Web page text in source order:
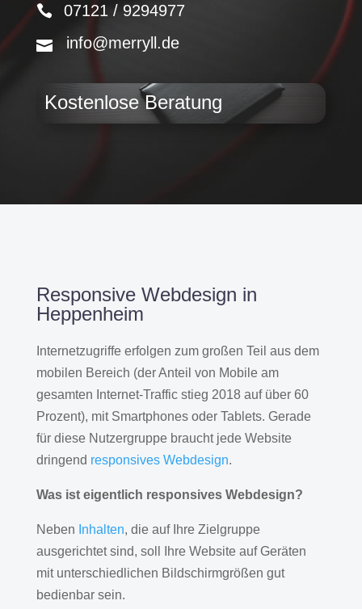
07121 / 9294977
info@merryll.de
Kostenlose Beratung
Responsive Webdesign in
Heppenheim
Internetzugriffe erfolgen zum großen Teil aus dem
mobilen Bereich (der Anteil von Mobile am
gesamten Internet-Traffic stieg 2018 auf über 60
Prozent), mit Smartphones oder Tablets. Gerade
für diese Nutzergruppe braucht jede Website
dringend responsives Webdesign.
Was ist eigentlich responsives Webdesign?
Neben Inhalten, die auf Ihre Zielgruppe
ausgerichtet sind, soll Ihre Website auf Geräten
mit unterschiedlichen Bildschirmgrößen gut
bedienbar sein.